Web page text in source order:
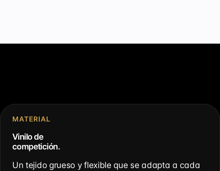
MATERIAL
Vinilo de
competición.
Un tejido grueso y flexible que se adapta a cada